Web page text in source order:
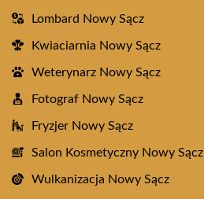
Lombard Nowy Sącz
Kwiaciarnia Nowy Sącz
Weterynarz Nowy Sącz
Fotograf Nowy Sącz
Fryzjer Nowy Sącz
Salon Kosmetyczny Nowy Sącz
Wulkanizacja Nowy Sącz